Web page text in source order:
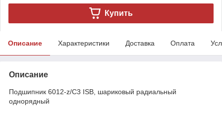
Купить
Описание Характеристики Доставка Оплата
Описание
Подшипник 6012-z/C3 ISB, шариковый радиальный
однорядный